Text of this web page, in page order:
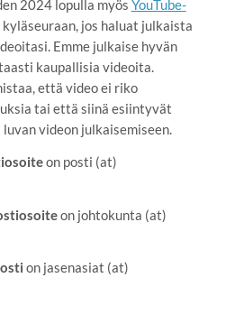
2024 lopulla myös YouTube-
jos haluat julkaista
Emme julkaise hyvän
kaupallisia videoita.
että video ei riko
tai että siinä esiintyvät
videon julkaisemiseen.
on posti (at)
on johtokunta (at)
on jasenasiat (at)